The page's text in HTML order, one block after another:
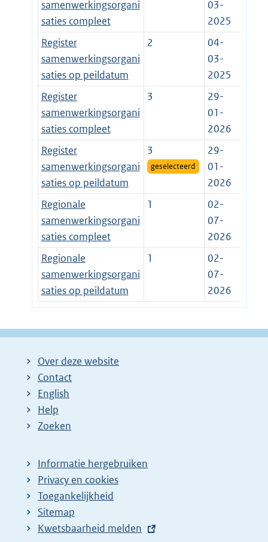
samenwerkingsorgani
saties compleet
03-
2025
Register
samenwerkingsorgani
saties op peildatum
2
04-
03-
2025
Register
samenwerkingsorgani
saties compleet
3
29-
01-
2026
Register
samenwerkingsorgani
saties op peildatum
3
geselecteerd
29-
01-
2026
Regionale
samenwerkingsorgani
saties compleet
1
02-
07-
2026
Regionale
samenwerkingsorgani
saties op peildatum
1
02-
07-
2026
Over deze website
Contact
English
Help
Zoeken
Informatie hergebruiken
Privacy en cookies
Toegankelijkheid
Sitemap
E
Kwetsbaarheid melden